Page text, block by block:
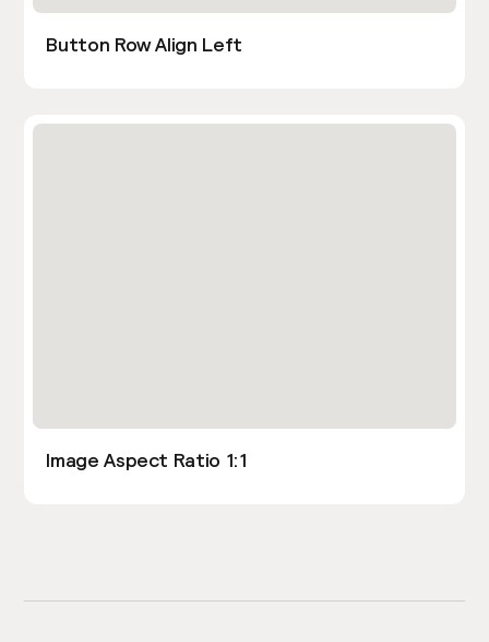
Button Row Align Left
Image Aspect Ratio 1:1